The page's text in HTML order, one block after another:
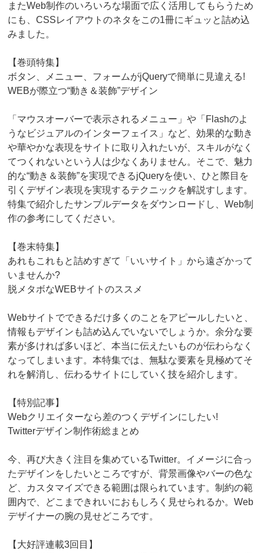
またWeb制作のいろいろな場面で広く活用してもらうため
にも、CSSレイアウトのネタをこの1冊にギュッと詰め込
みました。
【巻頭特集】
ボタン、メニュー、フォームがjQueryで簡単に見違える!
WEBが際立つ“動き＆装飾”デザイン
「マウスオーバーで表示されるメニュー」や「Flashのよ
うなビジュアルのインターフェイス」など、効果的な動き
や華やかな表現をサイトに取り入れたいが、スキルがなく
てつくれないという人は少なくありません。そこで、魅力
的な“動き＆装飾”を実現できるjQueryを使い、ひと際目を
引くデザイン表現を実現するテクニックを解説すします。
特集で紹介したサンプルデータをダウンロードし、Web制
作の参考にしてください。
【巻末特集】
あれもこれもと詰めすぎて「いいサイト」から遠ざかって
いませんか?
脱メタボなWEBサイトのススメ
Webサイトでできるだけ多くのことをアピールしたいと、
情報もデザインも詰め込んでいないでしょうか。余分な要
素が多ければ多いほど、本当に伝えたいものが伝わらなく
なってしまいます。本特集では、無駄な要素を見極めてそ
れを解消し、伝わるサイトにしていく技を紹介します。
【特別記事】
Webクリエイターなら差のつくデザインにしたい!
Twitterデザイン制作術総まとめ
今、再び大きく注目を集めているTwitter。イメージに合っ
たデザインをしたいところですが、背景画像やバーの色な
ど、カスタマイズできる範囲は限られています。制約の範
囲内で、どこまできれいにおもしろく見せられるか。Web
デザイナーの腕の見せどころです。
【大好評連載3回目】